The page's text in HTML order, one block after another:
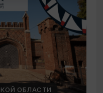
ОБЛАСТИ